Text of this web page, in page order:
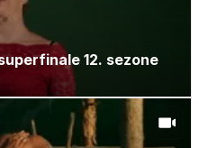
12. sezone